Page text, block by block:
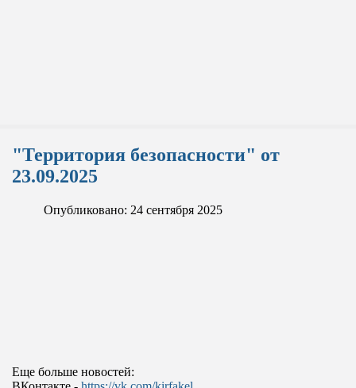
"Территория безопасности" от
23.09.2025
Опубликовано: 24 сентября 2025
Еще больше новостей: